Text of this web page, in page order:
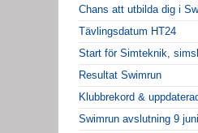
Chans att utbilda dig i
Tävlingsdatum HT24
Start för Simteknik,
Resultat Swimrun
Klubbrekord &
Swimrun avslutning 9 juni